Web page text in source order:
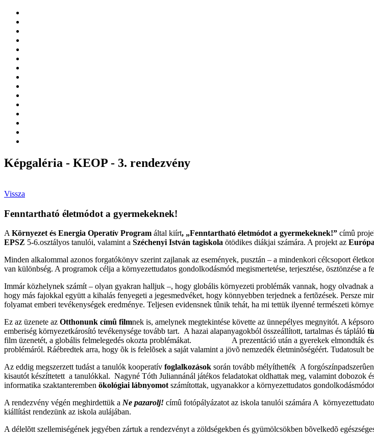
Képgaléria - KEOP - 3. rendezvény
Vissza
Fenntartható életmódot a gyermekeknek!
A Környezet és Energia Operatív Program által kiírt, „Fenntartható életmódot a gyermekeknek!” címû
EPSZ 5-6.osztályos tanulói, valamint a Széchenyi István tagiskola ötödikes diákjai számára. A projekt az
Minden alkalommal azonos forgatókönyv szerint zajlanak az események, pusztán – a mindenkori célcsoport
van különbség. A programok célja a környezettudatos gondolkodásmód megismertetése, terjesztése, ösztönzése a
Immár közhelynek számít – olyan gyakran halljuk –, hogy globális környezeti problémák vannak, hogy olvadnak
hogy más fajokkal együtt a kihalás fenyegeti a jegesmedvéket, hogy könnyebben terjednek a fertõzések. Persze
folyamat emberi tevékenységek eredménye. Teljesen evidensnek tûnik tehát, ha mi tettük ilyenné természeti
Ez az üzenete az Otthonunk címû filmnek is, amelynek megtekintése követte az ünnepélyes megnyitót. A
emberiség környezetkárosító tevékenysége tovább tart. A hazai alapanyagokból összeállított, tartalmas és tápláló
film üzenetét, a globális felmelegedés okozta problémákat. A prezentáció után a gyerekek elmondták
problémáról. Ráébredtek arra, hogy õk is felelõsek a saját valamint a jövõ nemzedék életminõségéért.
Az eddig megszerzett tudást a tanulók kooperatív foglalkozások során tovább mélyíthették A
kisautót készíttetett a tanulókkal. Nagyné Tóth Juliannánál játékos feladatokat oldhattak meg, valamint dobozok
informatika szaktanteremben ökológiai lábnyomot számítottak, ugyanakkor a környezettudatos
A rendezvény végén meghirdettük a Ne pazarolj! címû fotópályázatot az iskola tanulói számára A
kiállítást rendezünk az iskola aulájában.
A délelõtt szellemiségének jegyében zártuk a rendezvényt a zöldségekben és gyümölcsökben bõvelkedõ